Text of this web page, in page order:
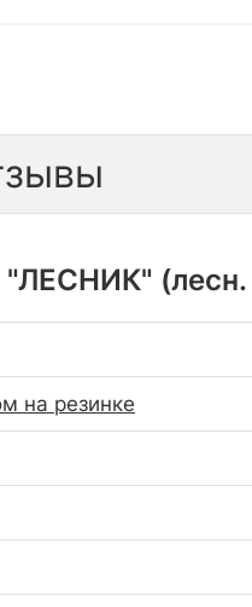
"ЛЕСНИК"
на резинке